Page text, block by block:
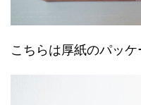
こちらは厚紙のパッケ